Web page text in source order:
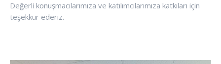
Değerli konuşmacılarımıza ve katılımcılarımıza katkıları için
teşekkür ederiz.